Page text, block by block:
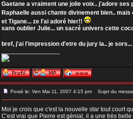
Gaetane a vraiment une jolie voix.. j'adore
Raphaelle aussi chante divinement bien..
et Tigane... ze l'ai adoré hier!!
sans oublier Julie... un sacré univers cette
bref, j'ai l'impression d'etre du jury la.. je
_________________
Posté le: Ven Mai 11, 2007 4:15 pm Sujet du
Moi je crois que c'est la nouvelle star tout court
C'est vrai que Pierre est génial, il a une très belle